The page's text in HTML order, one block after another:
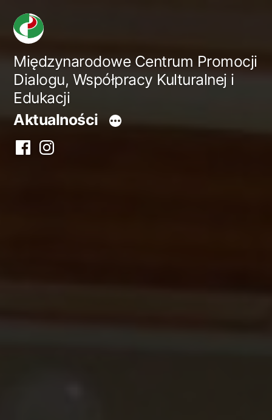
Przejdź
treściMiędzynarodowe Centrum Promocji
Dialogu, Współpracy Kulturalnej i
Edukacji
Aktualności
FacebookInstagram